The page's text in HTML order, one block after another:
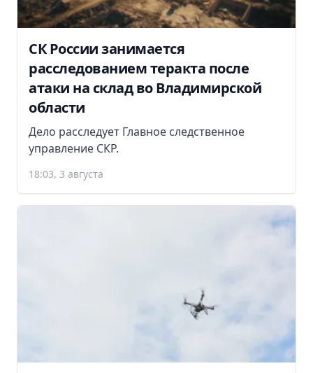
СК России занимается
расследованием теракта после
атаки на склад во Владимирской
области
Дело расследует Главное следственное
управление СКР.
18:03, 3 августа